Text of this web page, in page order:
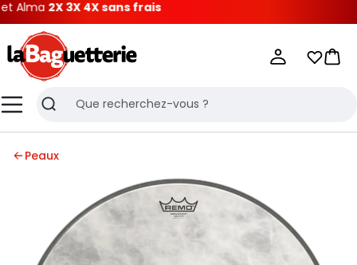
2X 3X 4X sans frais
MenuRecherche
Mes
Peaux